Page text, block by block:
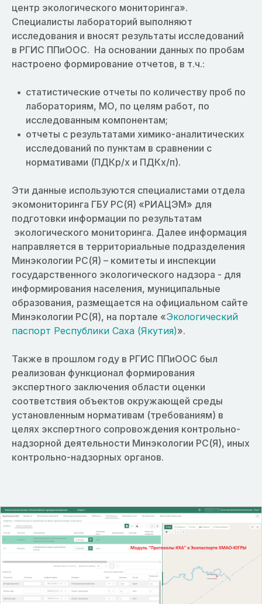
центр экологического мониторинга».
Специалисты лабораторий выполняют
исследования и вносят результаты исследований
в РГИС ППиООС. На основании данных по пробам
настроено формирование отчетов, в т.ч.:
статистические отчеты по количеству проб по
лабораториям, МО, по целям работ, по
исследованным компонентам;
отчеты с результатами химико-аналитических
исследований по пунктам в сравнении с
нормативами (ПДКр/х и ПДКх/п).
Эти данные используются специалистами отдела
экомониторинга ГБУ РС(Я) «РИАЦЭМ» для
подготовки информации по результатам
экологического мониторинга. Далее информация
направляется в территориальные подразделения
Минэкологии РС(Я) – комитеты и инспекции
государственного экологического надзора - для
информирования населения, муниципальные
образования, размещается на официальном сайте
Минэкологии РС(Я), на портале «Экологический
паспорт Республики Саха (Якутия)».
Также в прошлом году в РГИС ППиООС был
реализован функционал формирования
экспертного заключения области оценки
соответствия объектов окружающей среды
установленным нормативам (требованиям) в
целях экспертного сопровождения контрольно-
надзорной деятельности Минэкологии РС(Я), иных
контрольно-надзорных органов.